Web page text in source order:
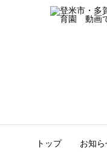
トップ お知ら